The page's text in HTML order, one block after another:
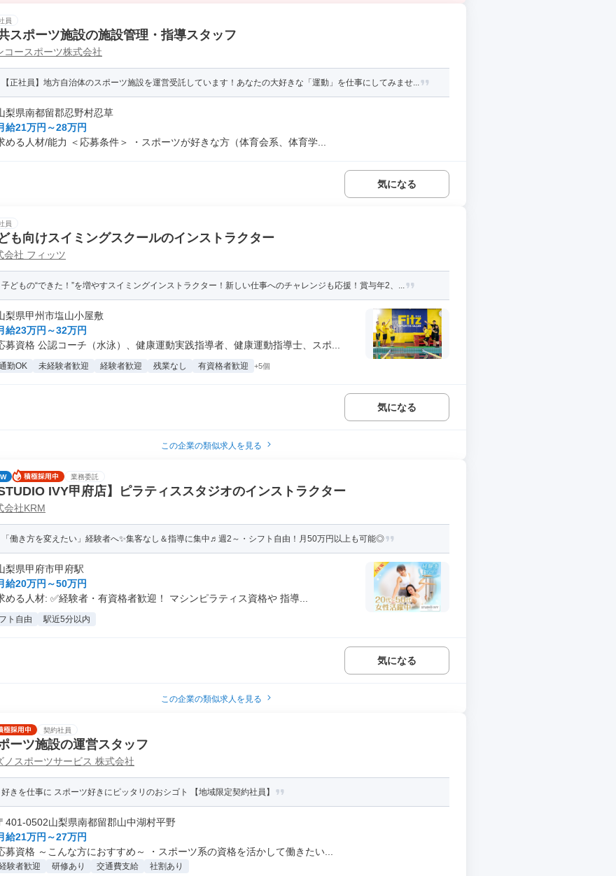
員
スポーツ施設の施設管理・指導スタッフ
コースポーツ株式会社
【正社員】地方自治体のスポーツ施設を運営受託しています！あなたの大好きな「運動」を仕事にしてみませ...
梨県南都留郡忍野村忍草
給21万円～28万円
める人材/能力 ＜応募条件＞ ・スポーツが好きな方（体育会系、体育学...
気になる
員
も向けスイミングスクールのインストラクター
会社 フィッツ
子どもの“できた！”を増やすスイミングインストラクター！新しい仕事へのチャレンジも応援！賞与年2、...
梨県甲州市塩山小屋敷
給23万円～32万円
募資格 公認コーチ（水泳）、健康運動実践指導者、健康運動指導士、スポ...
勤OK 未経験者歓迎 経験者歓迎 残業なし 有資格者歓迎 +5個
気になる
この企業の類似求人を見る
業務委託
STUDIO IVY甲府店】ピラティススタジオのインストラクター
会社KRM
「働き方を変えたい」経験者へ✨集客なし＆指導に集中♬週2～・シフト自由！月50万円以上も可能◎
梨県甲府市甲府駅
給20万円～50万円
める人材: ✅経験者・有資格者歓迎！ マシンピラティス資格や 指導...
ト自由 駅近5分以内
気になる
この企業の類似求人を見る
契約社員
ーツ施設の運営スタッフ
ノスポーツサービス 株式会社
好きを仕事に スポーツ好きにピッタリのおシゴト 【地域限定契約社員】
401-0502山梨県南都留郡山中湖村平野
給21万円～27万円
募資格 ～こんな方におすすめ～ ・スポーツ系の資格を活かして働きたい...
験者歓迎 研修あり 交通費支給 社割あり